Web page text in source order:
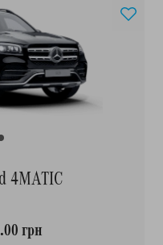
4MATIC
грн